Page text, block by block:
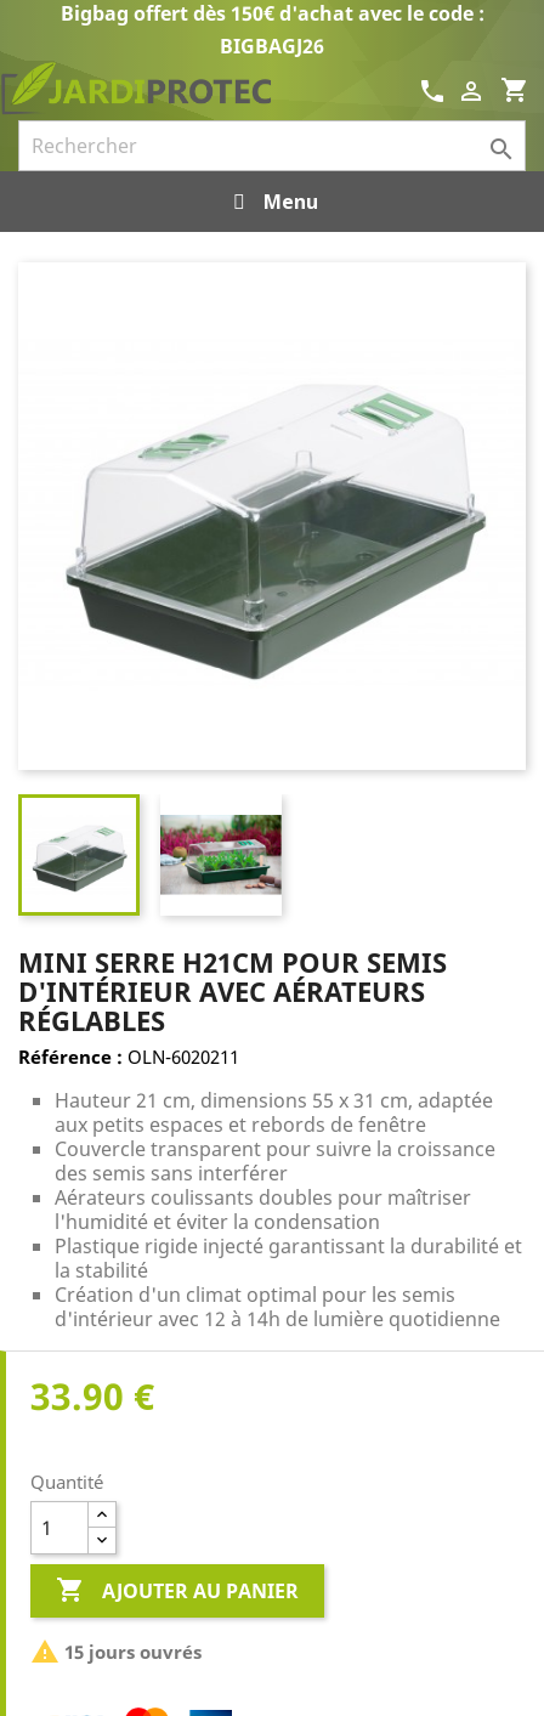
Bigbag offert dès 150€ d'achat avec le code :
BIGBAGJ26
shopping_cart

call

Menu
MINI SERRE H21CM POUR SEMIS
D'INTÉRIEUR AVEC AÉRATEURS
RÉGLABLES
Référence : OLN-6020211
Hauteur 21 cm, dimensions 55 x 31 cm, adaptée
aux petits espaces et rebords de fenêtre
Couvercle transparent pour suivre la croissance
des semis sans interférer
Aérateurs coulissants doubles pour maîtriser
l'humidité et éviter la condensation
Plastique rigide injecté garantissant la durabilité et
la stabilité
Création d'un climat optimal pour les semis
d'intérieur avec 12 à 14h de lumière quotidienne
33.90 €
Quantité
 AJOUTER AU PANIER
 15 jours ouvrés